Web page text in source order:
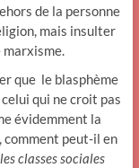
de la personne
mais insulter
marxisme.
que le blasphème
qui ne croit pas
évidemment la
comment peut-il en
classes sociales